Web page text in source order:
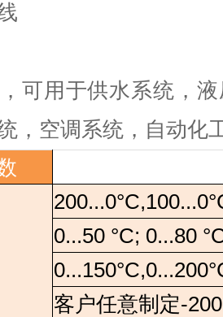
可用于供水系统，
，空调系统，自动化
0...50 °C; 0...80
客户任意制定-